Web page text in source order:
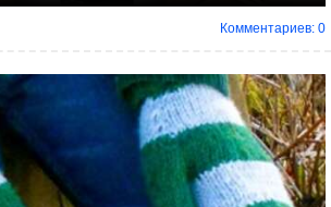
Комментариев: 0